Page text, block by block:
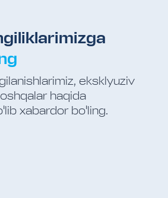
eksklyuziv
haqida
xabardor bo'ling.